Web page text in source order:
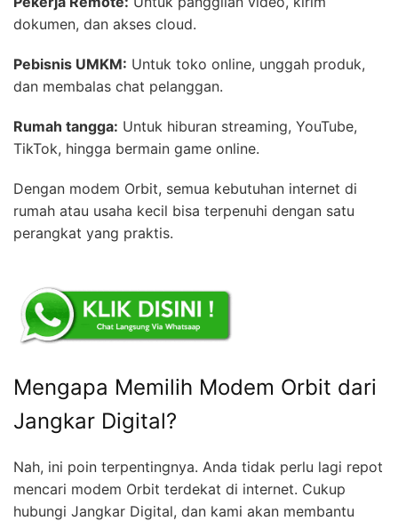
dokumen, dan akses cloud.
Pebisnis UMKM: Untuk toko online, unggah produk,
dan membalas chat pelanggan.
Rumah tangga: Untuk hiburan streaming, YouTube,
TikTok, hingga bermain game online.
Dengan modem Orbit, semua kebutuhan internet di
rumah atau usaha kecil bisa terpenuhi dengan satu
perangkat yang praktis.
Mengapa Memilih Modem Orbit dari
Jangkar Digital?
Nah, ini poin terpentingnya. Anda tidak perlu lagi repot
mencari modem Orbit terdekat di internet. Cukup
hubungi Jangkar Digital, dan kami akan membantu